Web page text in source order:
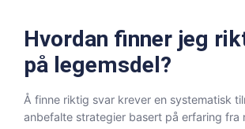
Hvordan finner jeg
på legemsdel?
Å finne riktig svar krever en systematisk
anbefalte strategier basert på erfaring fra